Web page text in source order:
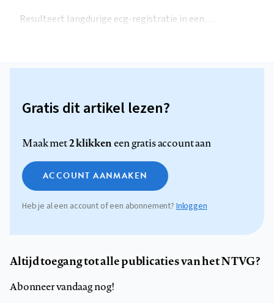
Resulteert langdurige ecg-registratie in een…
Gratis dit artikel lezen?
Maak met2 klikkeneen gratis account aan
ACCOUNT AANMAKEN
Heb je al een account of een abonnement?Inloggen
Altijd toegang tot alle publicaties van het NTVG?
Abonneer vandaag nog!